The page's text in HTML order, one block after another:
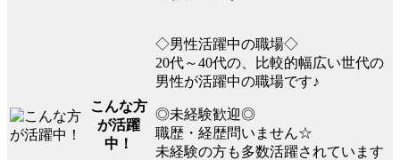
こんな方
が活躍
中！
◇男性活躍中の職場◇
20代～40代の、比較的幅広い世代の
男性が活躍中の職場です♪
◎未経験歓迎◎
職歴・経歴問いません☆
未経験の方も多数活躍されています